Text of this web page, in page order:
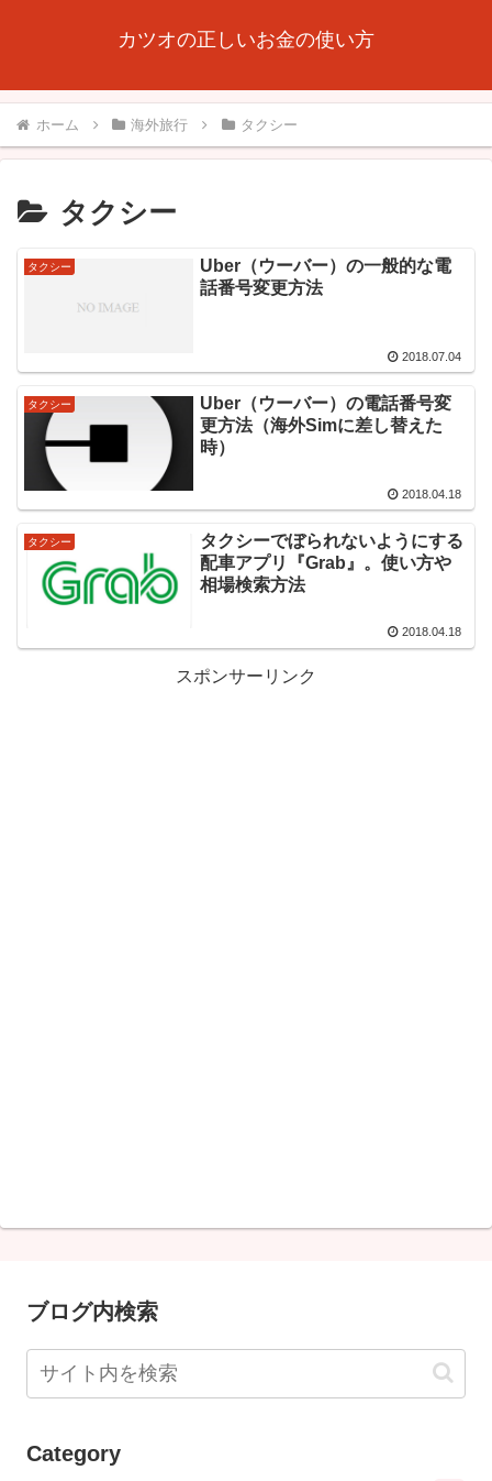
カツオの正しいお金の使い方
ホーム 海外旅行 タクシー
タクシー
タクシー
Uber（ウーバー）の一般的な電
話番号変更方法
2018.07.04
タクシー
Uber（ウーバー）の電話番号変
更方法（海外Simに差し替えた
時）
2018.04.18
タクシー
タクシーでぼられないようにする
配車アプリ『Grab』。使い方や
相場検索方法
2018.04.18
スポンサーリンク
ブログ内検索
Category